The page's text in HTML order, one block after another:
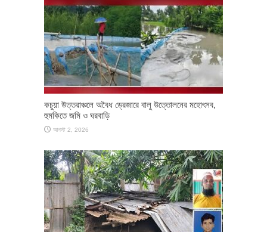
কচুয়া উত্তরাঞ্চলে অবৈধ ড্রেজারে বালু উত্তোলনের মহোৎসব,
হুমকিতে জমি ও ঘরবাড়ি
আগস্ট 2, 2026